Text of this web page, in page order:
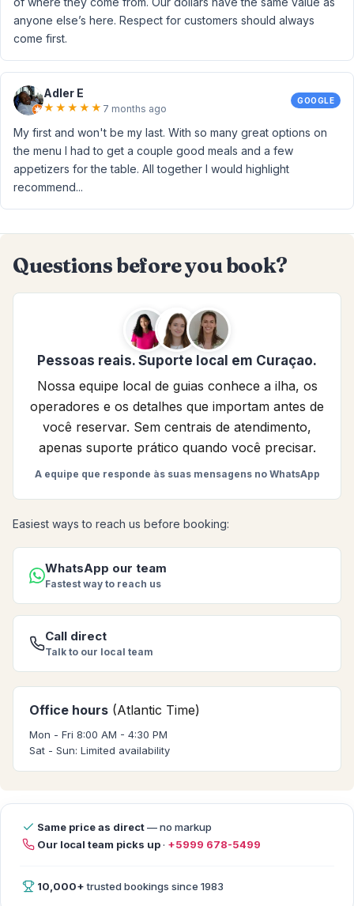
anyone else’s here. Respect for customers should always
come first.
Adler E
★ ★ ★ ★ ★ 7 months ago
GOOGLE
My first and won't be my last. With so many great options on
the menu I had to get a couple good meals and a few
appetizers for the table. All together I would highlight
recommend...
Questions before you book?
Pessoas reais. Suporte local em Curaçao.
Nossa equipe local de guias conhece a ilha, os
operadores e os detalhes que importam antes de
você reservar. Sem centrais de atendimento,
apenas suporte prático quando você precisar.
A equipe que responde às suas mensagens no WhatsApp
Easiest ways to reach us before booking:
WhatsApp our team
Fastest way to reach us
Call direct
Talk to our local team
Office hours (Atlantic Time)
Mon - Fri 8:00 AM - 4:30 PM
Sat - Sun: Limited availability
Same price as direct— no markup
Our local team picks up· +5999 678-5499
10,000+ trusted bookings since 1983